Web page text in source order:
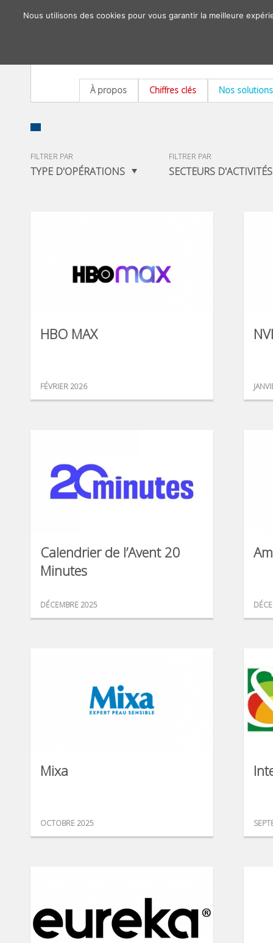
À propos Chiffres clés Nos solutions
FILTRER PAR
TYPE D'OPÉRATIONS
FILTRER PAR
SECTEURS D'ACTIVITÉS
HBO MAX
FÉVRIER 2026
Calendrier de l’Avent 20
Minutes
DÉCEMBRE 2025
Mixa
OCTOBRE 2025
Nous utilisons des cookies pour vous garantir la meilleure